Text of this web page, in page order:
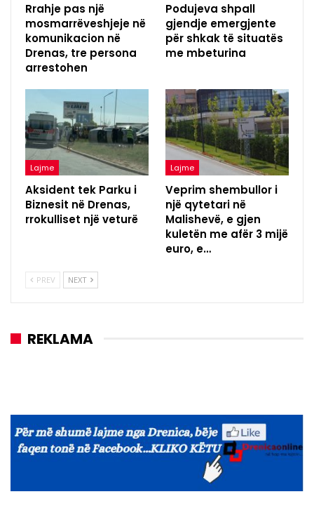
Rrahje pas një
mosmarrëveshjeje në
komunikacion në
Drenas, tre persona
arrestohen
Podujeva shpall
gjendje emergjente
për shkak të situatës
me mbeturina
Lajme
Aksident tek Parku i
Biznesit në Drenas,
rrokulliset një veturë
Lajme
Veprim shembullor i
një qytetari në
Malishevë, e gjen
kuletën me afër 3 mijë
euro, e…
PREV NEXT
REKLAMA